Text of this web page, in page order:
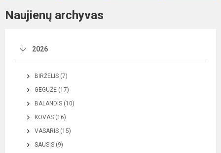
Naujienų archyvas
2026
BIRŽELIS (7)
GEGUŽĖ (17)
BALANDIS (10)
KOVAS (16)
VASARIS (15)
SAUSIS (9)